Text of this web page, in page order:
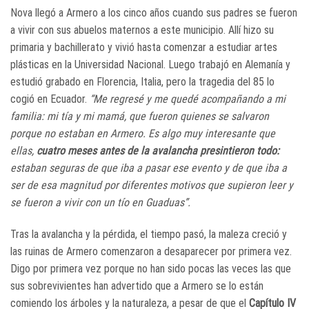
Nova llegó a Armero a los cinco años cuando sus padres se fueron
a vivir con sus abuelos maternos a este municipio. Allí hizo su
primaria y bachillerato y vivió hasta comenzar a estudiar artes
plásticas en la Universidad Nacional. Luego trabajó en Alemanía y
estudió grabado en Florencia, Italia, pero la tragedia del 85 lo
cogió en Ecuador. “Me regresé y me quedé acompañando a mi
familia: mi tía y mi mamá, que fueron quienes se salvaron
porque no estaban en Armero. Es algo muy interesante que
ellas, cuatro meses antes de la avalancha presintieron todo:
estaban seguras de que iba a pasar ese evento y de que iba a
ser de esa magnitud por diferentes motivos que supieron leer y
se fueron a vivir con un tío en Guaduas”.
Tras la avalancha y la pérdida, el tiempo pasó, la maleza creció y
las ruinas de Armero comenzaron a desaparecer por primera vez.
Digo por primera vez porque no han sido pocas las veces las que
sus sobrevivientes han advertido que a Armero se lo están
comiendo los árboles y la naturaleza, a pesar de que el Capítulo IV